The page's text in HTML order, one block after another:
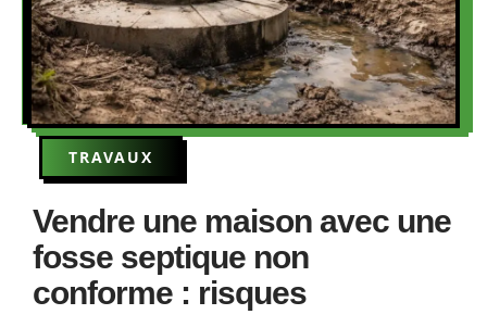
TRAVAUX
Vendre une maison avec une
fosse septique non
conforme : risques